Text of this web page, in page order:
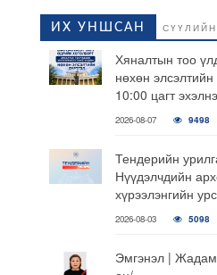
ИХ УНШСАН
Хяналтын тоо
нөхөн
10:00 цагт эхэлнэ
2026-08-07 9498
Тендерийн
Нүүдэлчдийн
хүрээлэнгийн
2026-08-03 5098
Эмгэнэл |